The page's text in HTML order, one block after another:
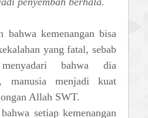
bahwa kemenangan bisa
yang fatal, sebab
bahwa dia
manusia menjadi kuat
Allah SWT.
setiap kemenangan